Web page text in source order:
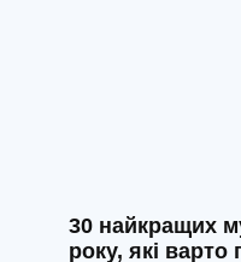
30 найкращих
року, які